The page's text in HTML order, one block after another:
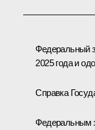
Федеральный
2025 года и
Справка
Федеральным